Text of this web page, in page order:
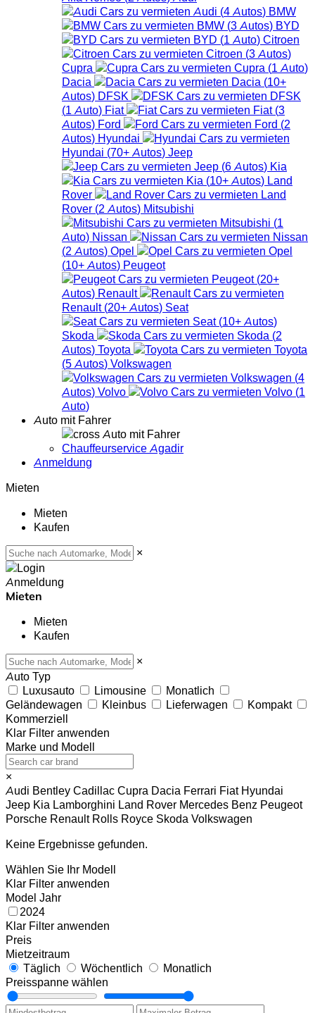
Audi (4Autos) BMW
BMW (3Autos) BYD
BYD (1Auto) Citroen
Citroen (3Autos)
Cupra
Cupra (1Auto)
Dacia
Dacia (10+
Autos) DFSK
DFSK
(1Auto) Fiat Fiat (3
Autos) Ford Ford (2
Autos) Hyundai
Hyundai (70+Autos) Jeep
Jeep (6Autos) Kia
Kia (10+Autos) Land
Rover
Land
Rover (2Autos) Mitsubishi
Mitsubishi (1
Auto) Nissan
Nissan
(2Autos) Opel
Opel
(10+Autos) Peugeot
Peugeot (20+
Autos) Renault
Renault (20+Autos) Seat
Seat (10+Autos)
Skoda
Skoda (2
Autos) Toyota
Toyota
(5Autos) Volkswagen
Volkswagen (4
Autos) Volvo Volvo (1
Auto)
Auto mit Fahrer
Auto mit Fahrer
Chauffeurservice Agadir
Anmeldung
Mieten
Mieten
Kaufen
×
Anmeldung
Mieten
Mieten
Kaufen
×
Auto Typ
Luxusauto
Limousine
Monatlich
Geländewagen
Kleinbus Lieferwagen
Kompakt
Kommerziell
Klar Filter anwenden
Marke und Modell
×
Audi Bentley Cadillac Cupra Dacia Ferrari Fiat Hyundai
Jeep Kia Lamborghini Land Rover Mercedes Benz Peugeot
Porsche Renault Rolls Royce Skoda Volkswagen
Keine Ergebnisse gefunden.
Wählen Sie Ihr Modell
Klar Filter anwenden
Model Jahr
2024
Klar Filter anwenden
Preis
Mietzeitraum
Täglich
Wöchentlich
Monatlich
Preisspanne wählen